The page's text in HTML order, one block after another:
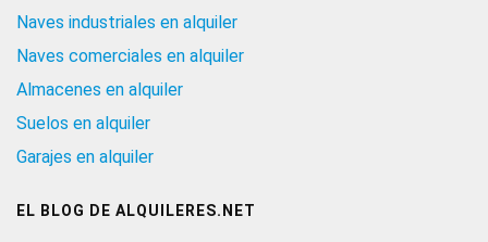
Naves industriales en alquiler
Naves comerciales en alquiler
Almacenes en alquiler
Suelos en alquiler
Garajes en alquiler
EL BLOG DE ALQUILERES.NET